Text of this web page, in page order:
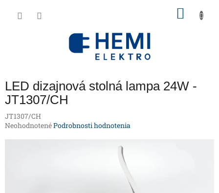
LED dizajnová stolná lampa 24W -
JT1307/CH
JT1307/CH
Priemerné
NeohodnotenéPodrobnosti hodnotenia